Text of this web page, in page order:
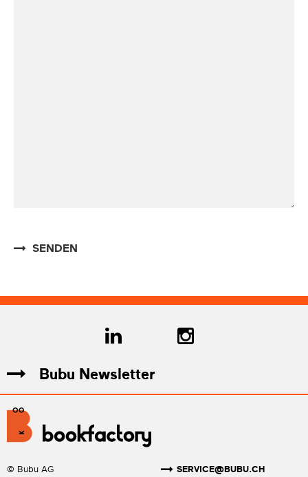
SENDEN
Bubu Newsletter
© Bubu AG SERVICE@BUBU.CH